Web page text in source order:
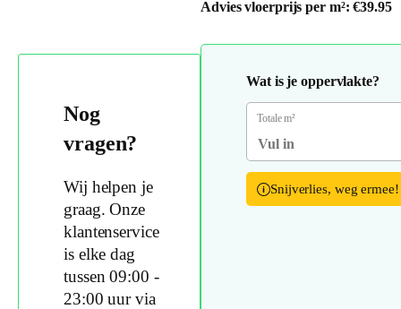
Nog
vragen?
Wij helpen je
graag. Onze
klantenservice
is elke dag
tussen 09:00 -
23:00 uur via
Advies vloerprijs per m²: €39.95
Wat is je oppervlakte?
Totale m²
Snijverlies, weg